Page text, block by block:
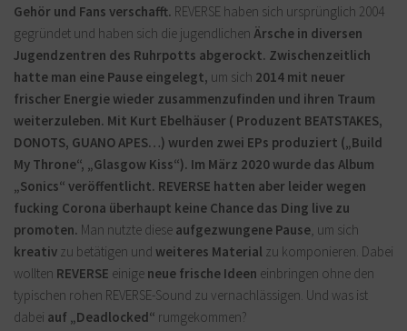
Gehör und Fans verschafft. REVERSE haben sich ursprünglich 2004
gegründet und haben sich die jugendlichen Ärsche in diversen
Jugendzentren des Ruhrpotts abgerockt. Zwischenzeitlich
hatte man eine Pause eingelegt, um sich 2014 mit neuer
frischer Energie wieder zusammenzufinden und ihren Traum
weiterzuleben. Mit Kurt Ebelhäuser ( Produzent BEATSTAKES,
DONOTS, GUANO APES…) wurden zwei EPs produziert („Build
My Throne“, „Glasgow Kiss“). Im März 2020 wurde das Album
„Sonics“ veröffentlicht. REVERSE hatten aber leider wegen
fucking Corona überhaupt keine Chance das Ding live zu
promoten. Man nutzte diese aufgezwungene Pause, um sich
kreativ zu betätigen und weiteres Material zu komponieren. Dabei
wollten REVERSE einige neue frische Ideen einbringen ohne den
typischen rohen REVERSE-Sound zu vernachlässigen. Und was ist
dabei auf „Deadlocked“ rumgekommen?